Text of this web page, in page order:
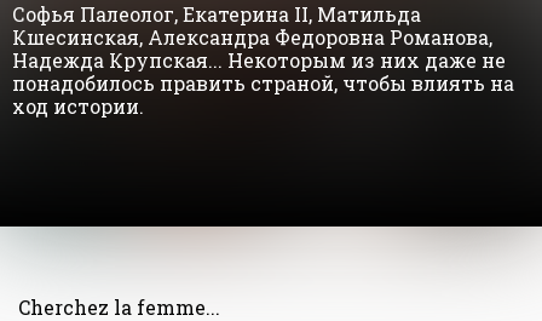
Софья Палеолог, Екатерина II, Матильда
Кшесинская, Александра Федоровна Романова,
Надежда Крупская... Некоторым из них даже не
понадобилось править страной, чтобы влиять на
ход истории.
Cherchez la femme...